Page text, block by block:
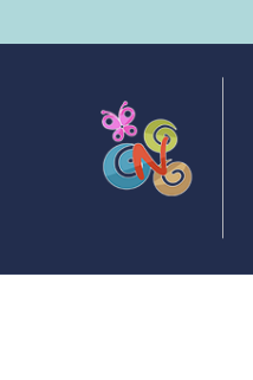
Neil網站設計